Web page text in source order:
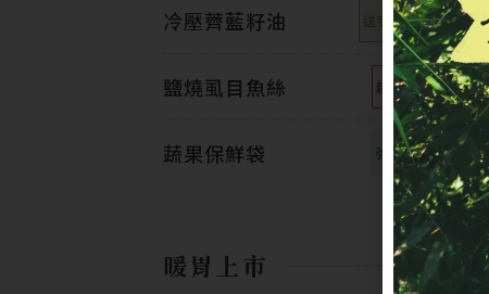
冷壓薺藍籽油 送手工香皂
鹽燒虱目魚絲 越多越省
蔬果保鮮袋 強效保鮮
暖胃上市